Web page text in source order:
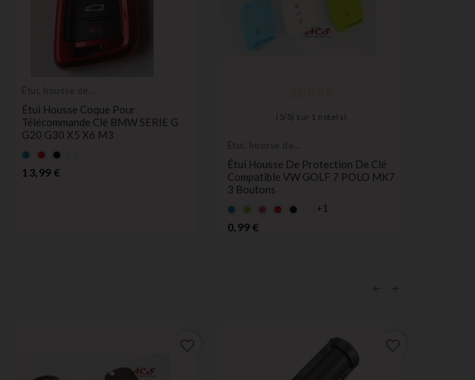
Étui, housse de
protection de clés
Étui Housse Coque Pour
Télécommande Clé BMW SERIE G
G20 G30 X5 X6 M3
BleurougeNoir
13,99 €
( 5/ 5) sur 1 note(s)
Étui, housse de
protection de clés
Étui Housse De Protection De Clé
Compatible VW GOLF 7 POLO MK7
3 Boutons
BleuVertroserougeNoir +1
0,99 €